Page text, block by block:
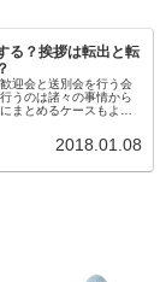
る？挨拶は転出と転
迎会と送別会を行う会
うのは諸々の事情から
まとめるケースもよく
2018.01.08